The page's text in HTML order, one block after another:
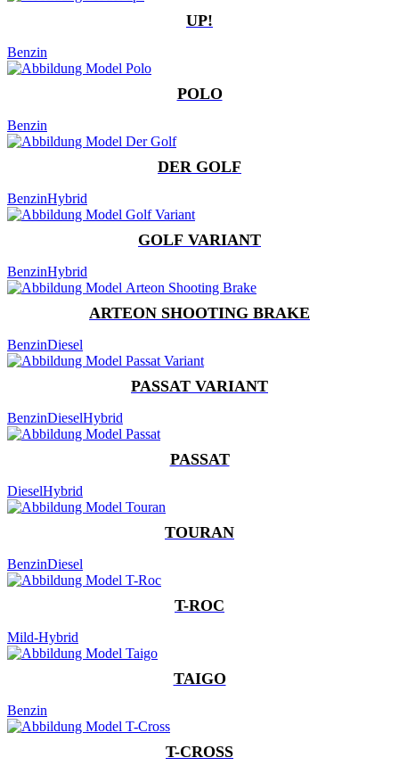
UP!
Benzin
POLO
Benzin
DER GOLF
BenzinHybrid
GOLF VARIANT
BenzinHybrid
ARTEON SHOOTING BRAKE
BenzinDiesel
PASSAT VARIANT
BenzinDieselHybrid
PASSAT
DieselHybrid
TOURAN
BenzinDiesel
T-ROC
Mild-Hybrid
TAIGO
Benzin
T-CROSS